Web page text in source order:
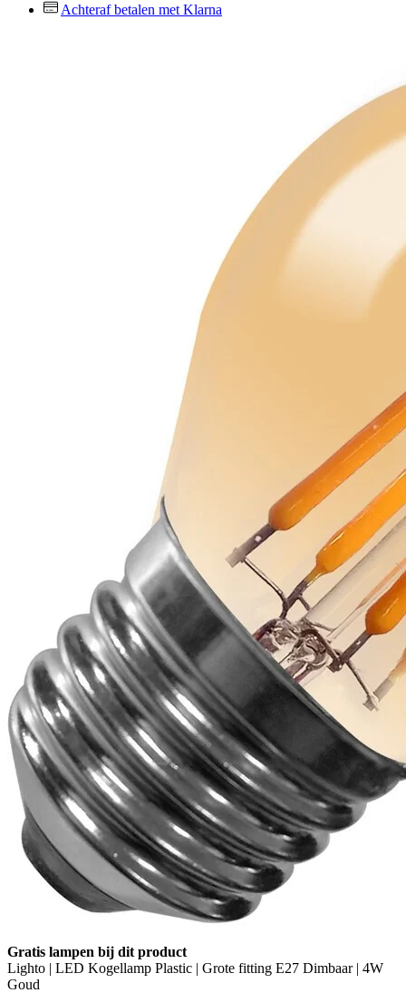
Achteraf betalen met Klarna
Gratis lampen bij dit product
Lighto | LED Kogellamp Plastic | Grote fitting E27 Dimbaar | 4W
Goud